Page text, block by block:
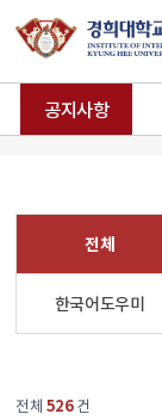
공지사항
전체
한국어도우미
전체 526건